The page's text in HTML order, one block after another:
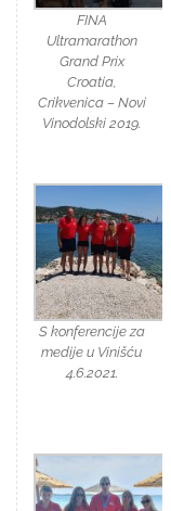
FINA
Ultramarathon
Grand Prix
Croatia,
Crikvenica – Novi
Vinodolski 2019.
S konferencije za
medije u Vinišću
4.6.2021.